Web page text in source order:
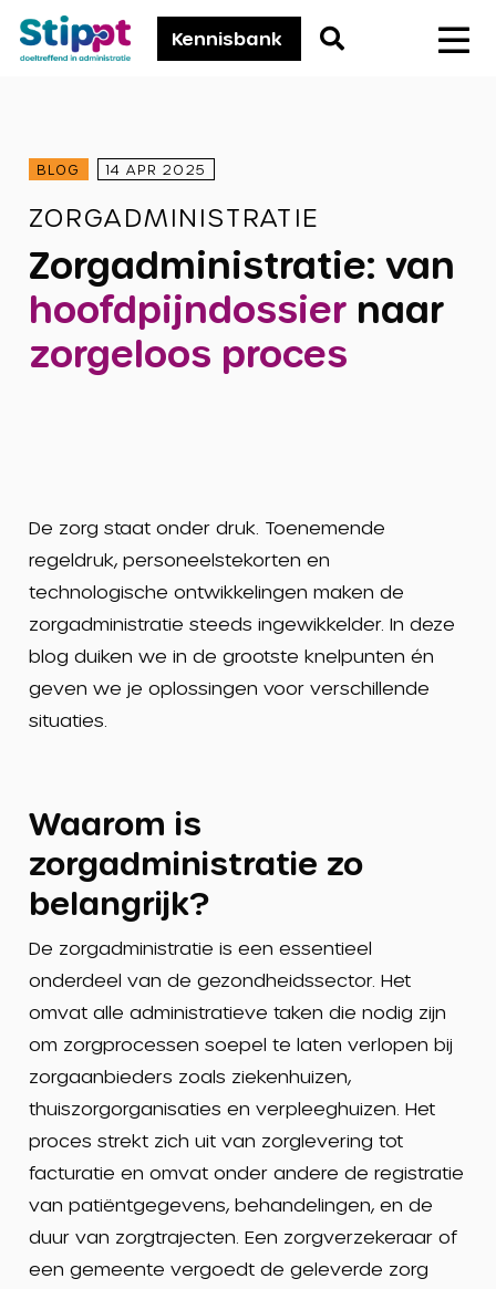
Stippt
Kennisbank
Go
BLOG 14 APR 2025
ZORGADMINISTRATIE
Zorgadministratie: van
hoofdpijndossiernaar
zorgeloos proces
De zorg staat onder druk. Toenemende
regeldruk, personeelstekorten en
technologische ontwikkelingen maken de
zorgadministratie steeds ingewikkelder. In deze
blog duiken we in de grootste knelpunten én
geven we je oplossingen voor verschillende
situaties.
Waarom is
zorgadministratie zo
belangrijk?
De zorgadministratie is een essentieel
onderdeel van de gezondheidssector. Het
omvat alle administratieve taken die nodig zijn
om zorgprocessen soepel te laten verlopen bij
zorgaanbieders zoals ziekenhuizen,
thuiszorgorganisaties en verpleeghuizen. Het
proces strekt zich uit van zorglevering tot
facturatie en omvat onder andere de registratie
van patiëntgegevens, behandelingen, en de
duur van zorgtrajecten Een zorgverzekeraar of
een gemeente vergoedtde geleverde zorg